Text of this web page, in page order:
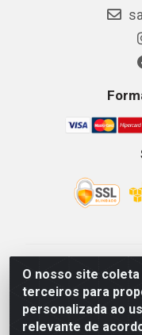
O nosso site
terceiros para
personalizada ao
relevante de
GKSEG EPI
Vargas, 2066
CNPJ